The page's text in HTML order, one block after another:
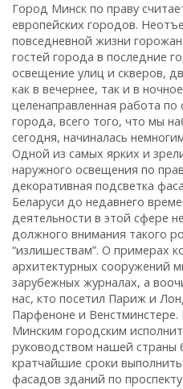
Город Минск по праву
европейских городов.
повседневной жизни
гостей города в последние
освещение улиц и скверов,
как в вечернее, так и в
целенаправленная работа
города, всего того, что мы
сегодня, начиналась
Одной из самых ярких и
наружного освещения по
декоративная подсветка
Беларуси до недавнего
деятельности в этой сфере
должного внимания такого
“излишествам”. О примерах
архитектурных сооружений
зарубежных журналах, а
нас, кто посетил Париж и
Парфеноне и Венстминстере.
Минским городским
руководством нашей страны
кратчайшие сроки
фасадов зданий по